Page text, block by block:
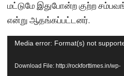
மட்டுமே இதுபோன்ற குற்ற
என்று ஆதங்கப்பட்டனர்.
Video
Media error: Format(s) not
Download File: http://rockforttimes.in/wp-